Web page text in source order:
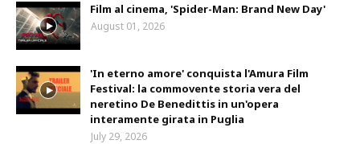
Film al cinema, 'Spider-Man: Brand New Day'
August 01, 2026
'In eterno amore' conquista l'Amura Film
Festival: la commovente storia vera del
neretino De Benedittis in un'opera
interamente girata in Puglia
July 29, 2026